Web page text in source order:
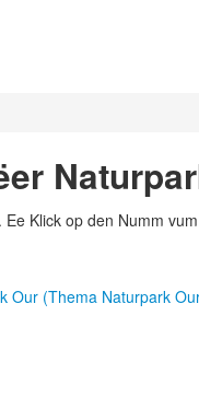
Klick op den Numm
Our (Thema Naturpark